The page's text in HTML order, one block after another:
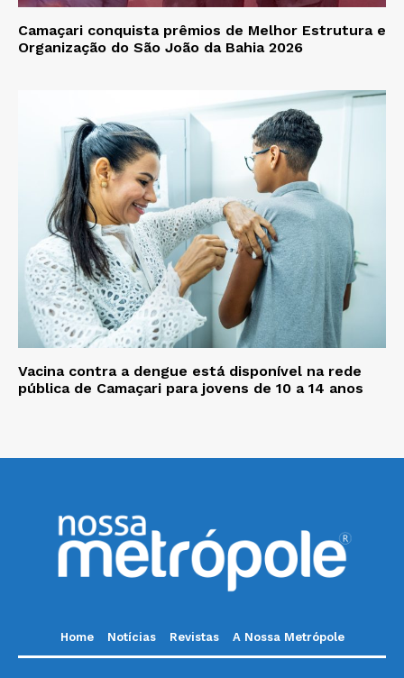
Camaçari conquista prêmios de Melhor Estrutura e
Organização do São João da Bahia 2026
Vacina contra a dengue está disponível na rede
pública de Camaçari para jovens de 10 a 14 anos
Home Notícias Revistas A Nossa Metrópole